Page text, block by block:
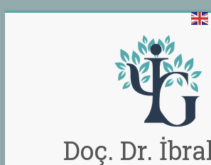
Doç. Dr.